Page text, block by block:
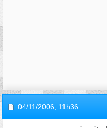
04/11/2006, 11h36